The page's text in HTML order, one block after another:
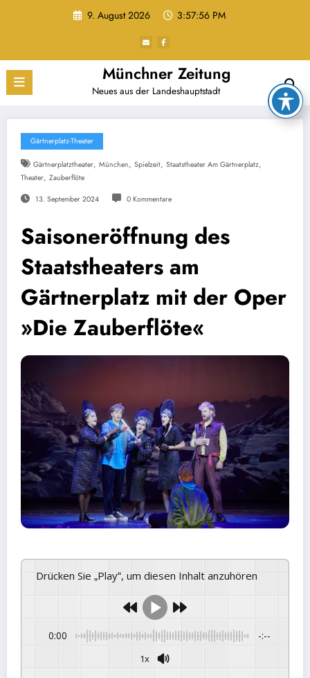
9. August 2026 3:57:57 PM
Münchner Zeitung
Neues aus der Landeshauptstadt
Gärtnerplatz-Theater
Gärtnerplatztheater, München, Spielzeit, Staatstheater Am Gärtnerplatz,
Theater, Zauberflöte
13. September 2024 0 Kommentare
Saisoneröffnung des
Staatstheaters am
Gärtnerplatz mit der Oper
»Die Zauberflöte«
Drücken Sie „Play“, um diesen Inhalt anzuhören
0:00 -:--
1x